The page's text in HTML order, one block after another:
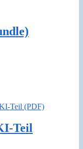
Teil